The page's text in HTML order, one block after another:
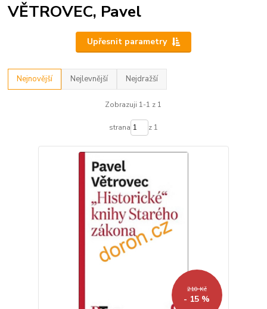
VĚTROVEC, Pavel
Upřesnit parametry
Nejnovější Nejlevnější Nejdražší
Zobrazuji 1-1 z 1
strana z 1
210 Kč
- 15 %